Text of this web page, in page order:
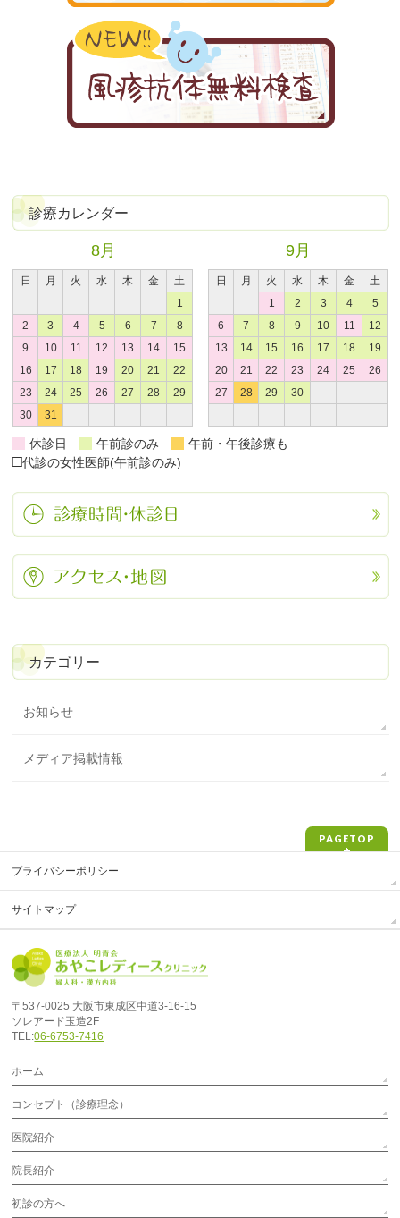
診療カレンダー
8月
日 月 火 水 木 金
土
1
2
3 4 5 6 7
8
9
10 11 12 13 14
15
16
17 18 19 20 21
22
23
24 25 26 27 28
29
30
31
9月
日 月 火 水 木 金
土
1
2 3 4
5
6
7 8 9 10 11
12
13
14 15 16 17 18
19
20
21 22 23 24 25
26
27
28 29 30
休診日 午前診のみ 午前・午後診療も
□代診の女性医師(午前診のみ)
カテゴリー
お知らせ
メディア掲載情報
PAGETOP
プライバシーポリシー
サイトマップ
〒537-0025 大阪市東成区中道3-16-15
ソレアード玉造2F
TEL:06-6753-7416
ホーム
コンセプト（診療理念）
医院紹介
院長紹介
初診の方へ